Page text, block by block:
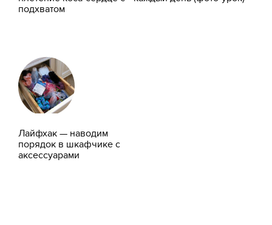
подхватом
Лайфхак — наводим
порядок в шкафчике с
аксессуарами